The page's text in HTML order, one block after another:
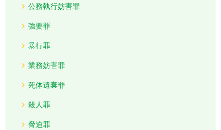
公務執行妨害罪
強要罪
暴行罪
業務妨害罪
死体遺棄罪
殺人罪
脅迫罪